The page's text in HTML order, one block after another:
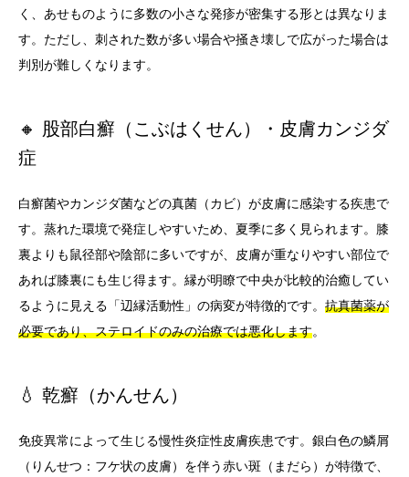
く、あせものように多数の小さな発疹が密集する形とは異なりま
す。ただし、刺された数が多い場合や掻き壊しで広がった場合は
判別が難しくなります。
🔸 股部白癬（こぶはくせん）・皮膚カンジダ
症
白癬菌やカンジダ菌などの真菌（カビ）が皮膚に感染する疾患で
す。蒸れた環境で発症しやすいため、夏季に多く見られます。膝
裏よりも鼠径部や陰部に多いですが、皮膚が重なりやすい部位で
あれば膝裏にも生じ得ます。縁が明瞭で中央が比較的治癒してい
るように見える「辺縁活動性」の病変が特徴的です。 抗真菌薬が
必要であり、ステロイドのみの治療では悪化します。
💧 乾癬（かんせん）
免疫異常によって生じる慢性炎症性皮膚疾患です。銀白色の鱗屑
（りんせつ：フケ状の皮膚）を伴う赤い斑（まだら）が特徴で、